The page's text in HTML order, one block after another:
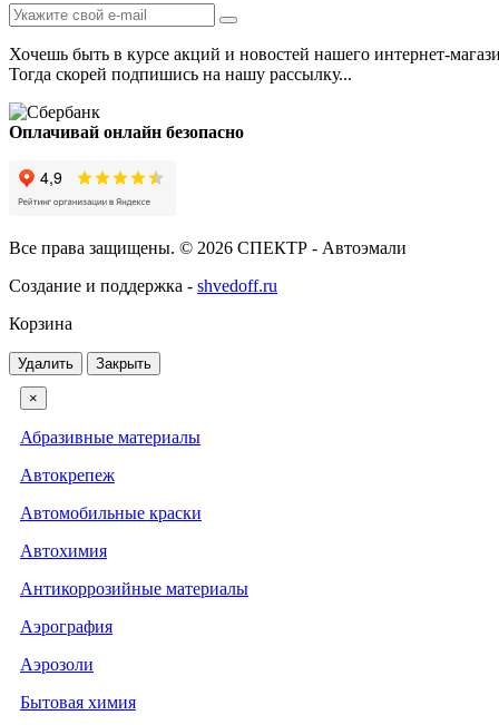
Хочешь быть в курсе акций и новостей нашего интернет-
Тогда скорей подпишись на нашу рассылку...
Оплачивай онлайн безопасно
Все права защищены. © 2026 СПЕКТР - Автоэмали
Создание и поддержка - shvedoff.ru
Корзина
Удалить Закрыть
×
Абразивные материалы
Автокрепеж
Автомобильные краски
Автохимия
Антикоррозийные материалы
Аэрография
Аэрозоли
Бытовая химия